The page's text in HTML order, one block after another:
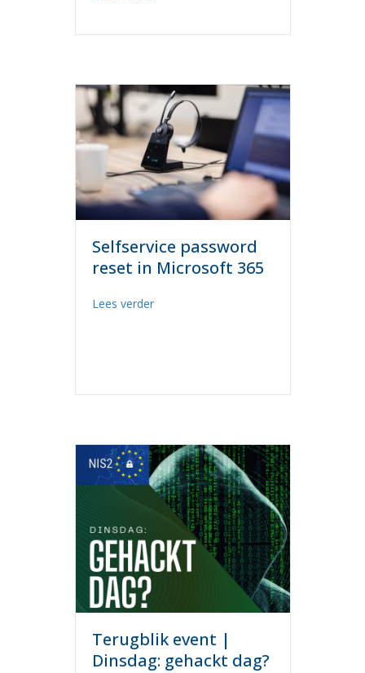
Selfservice password
reset in Microsoft 365
Lees verderabout Selfservice password reset in
Terugblik event |
Dinsdag: gehackt dag?